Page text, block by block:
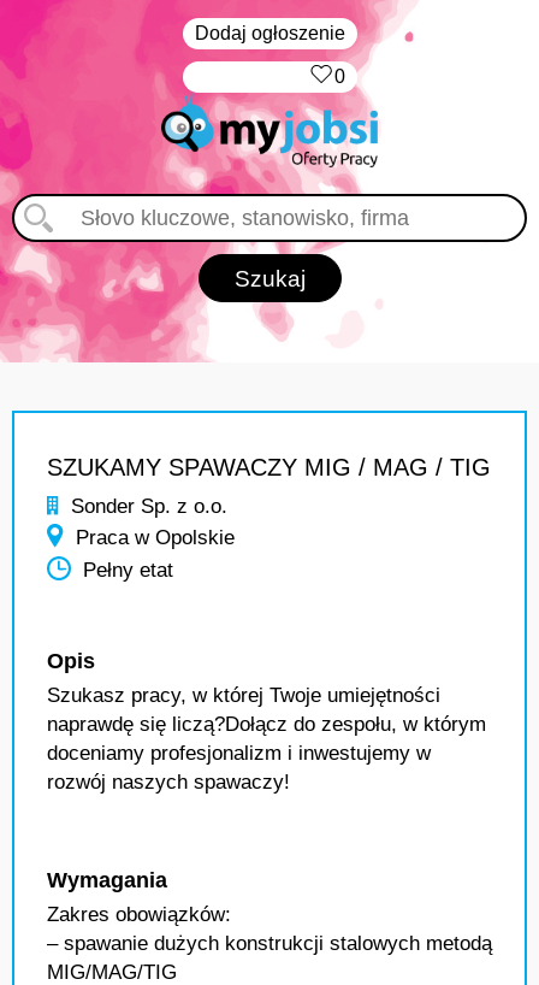
Dodaj ogłoszenie
0
SZUKAMY SPAWACZY MIG / MAG / TIG
Sonder Sp. z o.o.
Praca w Opolskie
Pełny etat
Opis
Szukasz pracy, w której Twoje umiejętności
naprawdę się liczą?Dołącz do zespołu, w którym
doceniamy profesjonalizm i inwestujemy w
rozwój naszych spawaczy!
Wymagania
Zakres obowiązków:
– spawanie dużych konstrukcji stalowych metodą
MIG/MAG/TIG